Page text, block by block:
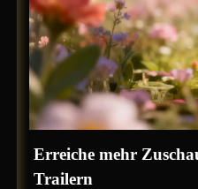
Erreiche mehr
Trailern